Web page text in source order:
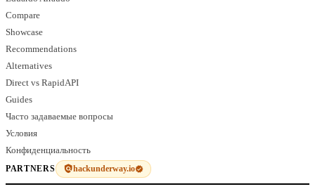
Compare
Showcase
Recommendations
Alternatives
Direct vs RapidAPI
Guides
Часто задаваемые вопросы
Условия
Конфиденциальность
PARTNERS hackunderway.io